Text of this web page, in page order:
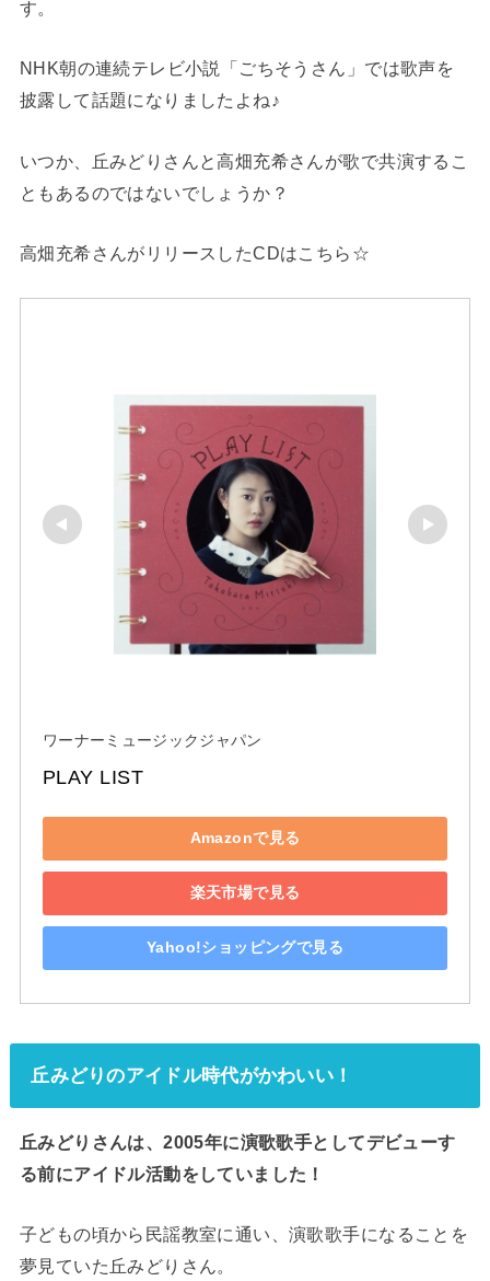
す。
NHK朝の連続テレビ小説「ごちそうさん」では歌声を
披露して話題になりましたよね♪
いつか、丘みどりさんと高畑充希さんが歌で共演するこ
ともあるのではないでしょうか？
高畑充希さんがリリースしたCDはこちら☆
ワーナーミュージックジャパン
PLAY LIST
Amazonで見る
楽天市場で見る
Yahoo!ショッピングで見る
丘みどりのアイドル時代がかわいい！
丘みどりさんは、2005年に演歌歌手としてデビューす
る前にアイドル活動をしていました！
子どもの頃から民謡教室に通い、演歌歌手になることを
夢見ていた丘みどりさん。